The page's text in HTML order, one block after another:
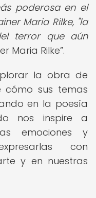
poderosa en el
Maria Rilke, "la
terror que aún
Maria Rilke .
la obra de
cómo sus temas
en la poesía
nos inspire a
emociones y
con
y en nuestras